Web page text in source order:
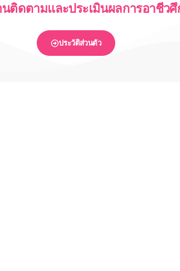
ติดตามและประเมินผลการอาชีว
ประวัติส่วนตัว